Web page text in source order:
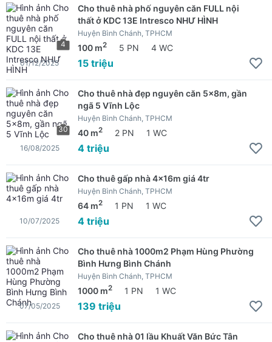
4
Cho thuê nhà phố nguyên căn FULL nội
thất ở KDC 13E Intresco NHƯ HÌNH
Huyện Bình Chánh, TPHCM
100 m2 5 PN 4 WC
15 triệu
01/12/2025
30
Cho thuê nhà đẹp nguyên căn 5x8m, gần
ngã 5 Vĩnh Lộc
Huyện Bình Chánh, TPHCM
40 m2 2 PN 1 WC
4 triệu
16/08/2025
Cho thuê gấp nhà 4x16m giá 4tr
Huyện Bình Chánh, TPHCM
64 m2 1 PN 1 WC
4 triệu
10/07/2025
Cho thuê nhà 1000m2 Phạm Hùng Phường
Bình Hưng Bình Chánh
Huyện Bình Chánh, TPHCM
1000 m2 1 PN 1 WC
139 triệu
07/05/2025
Cho thuê nhà 01 lầu Khuất Văn Bức Tân